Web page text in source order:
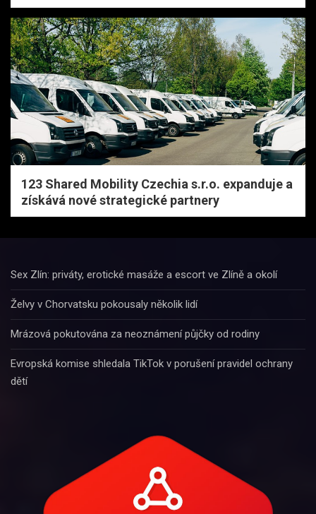
123 Shared Mobility Czechia s.r.o. expanduje a
získává nové strategické partnery
Sex Zlín: priváty, erotické masáže a escort ve Zlíně a okolí
Želvy v Chorvatsku pokousaly několik lidí
Mrázová pokutována za neoznámení půjčky od rodiny
Evropská komise shledala TikTok v porušení pravidel ochrany
dětí